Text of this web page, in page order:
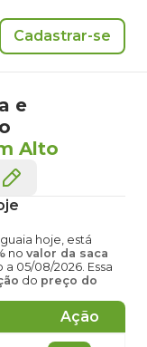
Cadastrar-se
e
Alto
hoje, está
no valor da saca
05/08/2026. Essa
do preço do
Ação